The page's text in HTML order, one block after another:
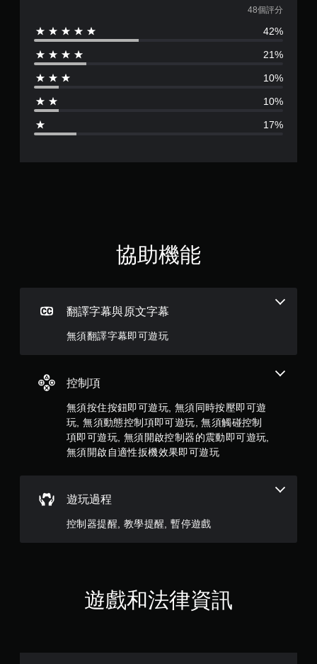
均
評
分
3
6
分
顆
星
）
，
則
48個評分
42%
21%
10%
10%
17%
協助機能
翻譯字幕與原文字幕
無須翻譯字幕即可遊玩
控制項
無須按住按鈕即可遊玩, 無須同時按壓即可遊
玩, 無須動態控制項即可遊玩, 無須觸碰控制
項即可遊玩, 無須開啟控制器的震動即可遊玩,
無須開啟自適性扳機效果即可遊玩
制
的
遊
您
動
/
觸
覺
回
的
況
下
，
遊
玩
。
無
須
適
效
遊玩過程
控制器提醒, 教學提醒, 暫停遊戲
遊戲和法律資訊